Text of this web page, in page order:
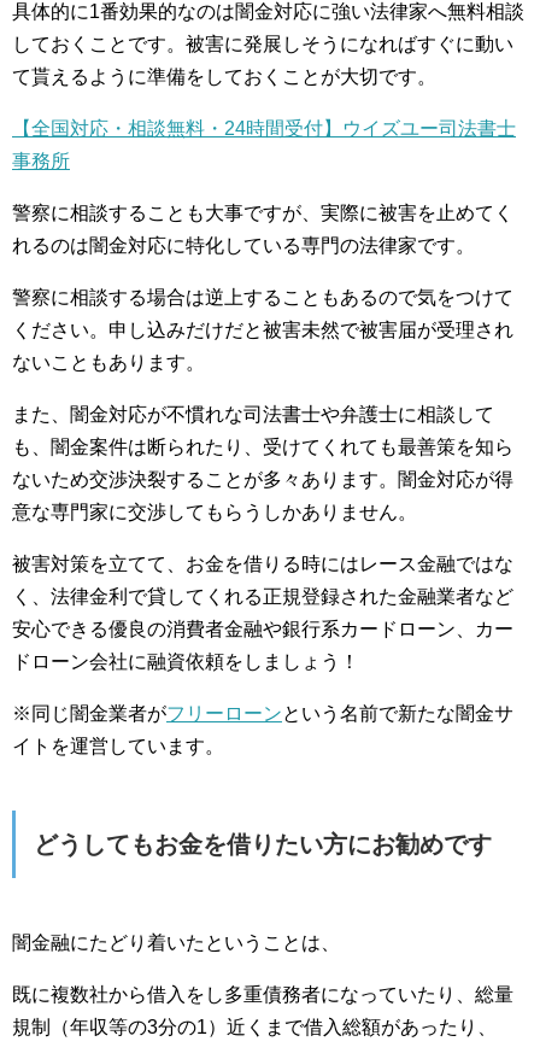
具体的に1番効果的なのは闇金対応に強い法律家へ無料相談
しておくことです。被害に発展しそうになればすぐに動い
て貰えるように準備をしておくことが大切です。
【全国対応・相談無料・24時間受付】ウイズユー司法書士
事務所
警察に相談することも大事ですが、実際に被害を止めてく
れるのは闇金対応に特化している専門の法律家です。
警察に相談する場合は逆上することもあるので気をつけて
ください。申し込みだけだと被害未然で被害届が受理され
ないこともあります。
また、闇金対応が不慣れな司法書士や弁護士に相談して
も、闇金案件は断られたり、受けてくれても最善策を知ら
ないため交渉決裂することが多々あります。闇金対応が得
意な専門家に交渉してもらうしかありません。
被害対策を立てて、お金を借りる時にはレース金融ではな
く、法律金利で貸してくれる正規登録された金融業者など
安心できる優良の消費者金融や銀行系カードローン、カー
ドローン会社に融資依頼をしましょう！
※同じ闇金業者がフリーローンという名前で新たな闇金サ
イトを運営しています。
どうしてもお金を借りたい方にお勧めです
闇金融にたどり着いたということは、
既に複数社から借入をし多重債務者になっていたり、総量
規制（年収等の3分の1）近くまで借入総額があったり、